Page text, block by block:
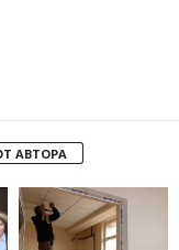
АВТОРА